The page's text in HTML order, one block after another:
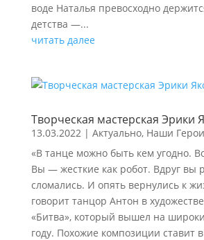
воде Наталья превосходно
детства —...
читать далее
Творческая мастерская Эрики
13.03.2022| Актуально, Наши Герои
«В танце можно быть кем угодно.
Вы — жесткие как робот. Вдруг вы
сломались. И опять вернулись к
говорит танцор Антон в
«Битва», который вышел на
году. Похожие композиции ставит